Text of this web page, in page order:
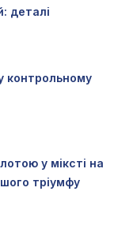
деталі
контрольному
у міксті на
тріумфу